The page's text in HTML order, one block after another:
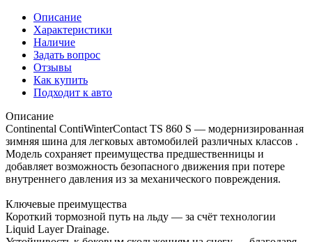
Описание
Характеристики
Наличие
Задать вопрос
Отзывы
Как купить
Подходит к авто
Описание
Continental ContiWinterContact TS 860 S — модернизированная
зимняя шина для легковых автомобилей различных классов .
Модель сохраняет преимущества предшественницы и
добавляет возможность безопасного движения при потере
внутреннего давления из за механического повреждения.
Ключевые преимущества
Короткий тормозной путь на льду — за счёт технологии
Liquid Layer Drainage.